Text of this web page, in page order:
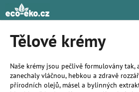
na
obsah
Tělové krémy
Naše krémy jsou pečlivě formulovány tak,
zanechaly vláčnou, hebkou a zdravě
přírodních olejů, másel a bylinných
o
o
p